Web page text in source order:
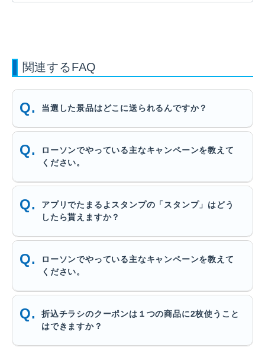
関連するFAQ
当選した景品はどこに送られるんですか？
ローソンでやっている主なキャンペーンを教えて
ください。
アプリでたまるよスタンプの「スタンプ」はどう
したら貰えますか？
ローソンでやっている主なキャンペーンを教えて
ください。
折込チラシのクーポンは１つの商品に2枚使うこと
はできますか？